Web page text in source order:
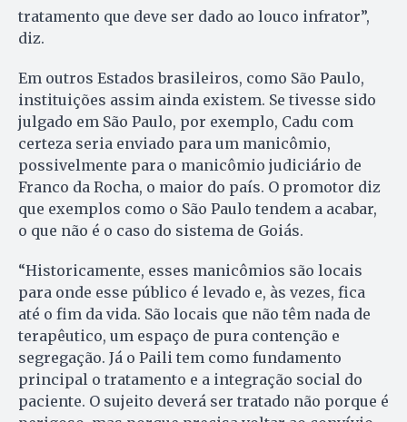
tratamento que deve ser dado ao louco infrator”,
diz.
Em outros Estados brasileiros, como São Paulo,
instituições assim ainda existem. Se tivesse sido
julgado em São Paulo, por exemplo, Cadu com
certeza seria enviado para um manicômio,
possivelmente para o manicômio judiciário de
Franco da Rocha, o maior do país. O promotor diz
que exemplos como o São Paulo tendem a acabar,
o que não é o caso do sistema de Goiás.
“Historicamente, esses manicômios são locais
para onde esse público é levado e, às vezes, fica
até o fim da vida. São locais que não têm nada de
terapêutico, um espaço de pura contenção e
segregação. Já o Paili tem como fundamento
principal o tratamento e a integração social do
paciente. O sujeito deverá ser tratado não porque é